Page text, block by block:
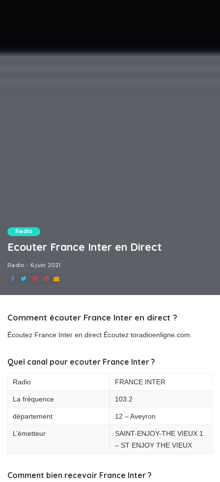
Radio
Ecouter France Inter en Direct
Radio 6 juin 2021
Comment écouter France Inter en direct ?
Écoutez France Inter en direct Écoutez toradioenligne.com.
Quel canal pour ecouter France Inter ?
Radio FRANCE INTER
La fréquence 103.2
département 12 – Aveyron
L’émetteur
SAINT-ENJOY-THE VIEUX 1
– ST ENJOY THE VIEUX
Comment bien recevoir France Inter ?